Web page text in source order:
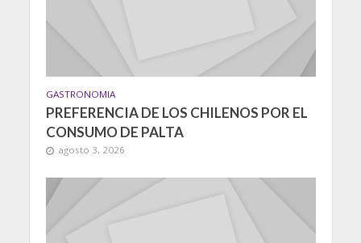
GASTRONOMIA
PREFERENCIA DE LOS CHILENOS POR EL
CONSUMO DE PALTA
agosto 3, 2026